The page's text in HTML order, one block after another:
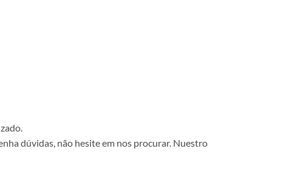
dúvidas, não hesite em nos procurar. Nuestro